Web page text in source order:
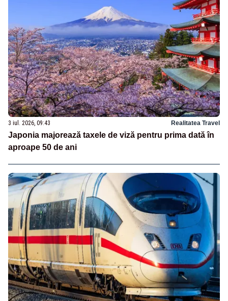
3 iul. 2026, 09:43 Realitatea Travel
Japonia majorează taxele de viză pentru prima dată în
aproape 50 de ani